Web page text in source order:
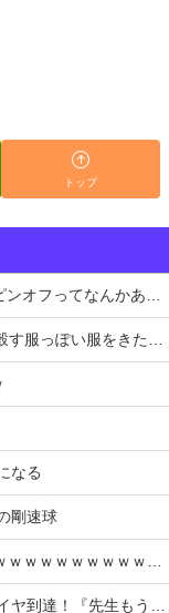
トップ
フってなんかある？
ホウオウボクへの反応！！！
なる
剛速球
ｗｗｗｗｗｗｗｗｗｗｗｗ
とんでもないバケモンを産み出してしまった』